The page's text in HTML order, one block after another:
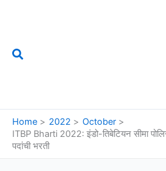
Search
Home 2022
October
ITBP Bharti 2022: इंडो-तिबेटियन सीमा
पदांची भरती